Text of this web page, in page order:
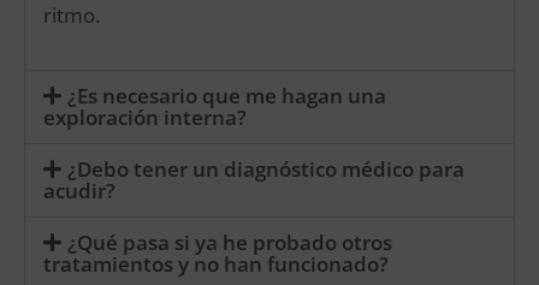
ritmo.
¿Es necesario que me hagan una
exploración interna?
¿Debo tener un diagnóstico médico para
acudir?
¿Qué pasa si ya he probado otros
tratamientos y no han funcionado?